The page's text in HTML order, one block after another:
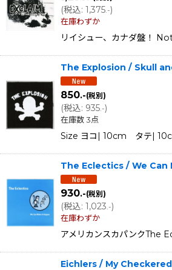
(税込: 1,375.-)
在庫わずか
リイシュー、カナダ盤！
The Explosion / Skull
850.-(税別)
(税込: 935.-)
在庫数 3点
Size ヨコ| 10cm タテ|
The Eclectics / We Can
930.-(税別)
(税込: 1,023 .-)
在庫わずか
アメリカンスカパンクThe
Eichlers / My Checkered